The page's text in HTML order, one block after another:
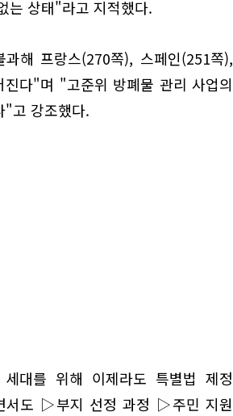
는 상태"라고 지적했다.
해 프랑스(270쪽), 스페인(251쪽),
다"며 "고준위 방폐물 관리 사업의
"고 강조했다.
대를 위해 이제라도 특별법 제정
서도 ▷부지 선정 과정 ▷주민 지원